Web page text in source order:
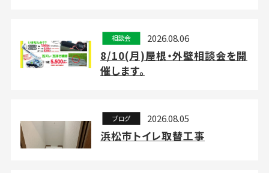
相談会 2026.08.06
8/10(月)屋根・外壁相談会を開
催します。
ブログ 2026.08.05
浜松市トイレ取替工事